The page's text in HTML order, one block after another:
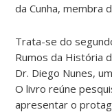
da Cunha, membra
Trata-se do
Rumos da História
Dr. Diego Nunes,
O livro reúne
apresentar o